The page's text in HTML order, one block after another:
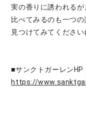
実の香りに誘われる
比べてみるのも一つ
見つけてみてください
■サンクトガーレンHP
https://